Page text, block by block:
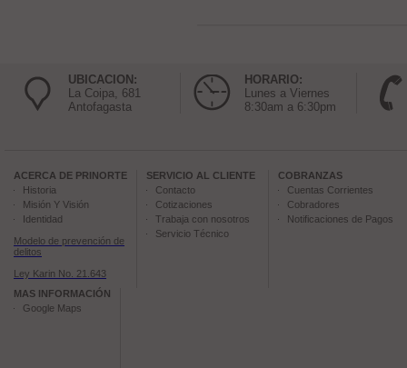
UBICACION:
La Coipa, 681
Antofagasta
HORARIO:
Lunes a Viernes
8:30am a 6:30pm
ACERCA DE PRINORTE
Historia
Misión Y Visión
Identidad
Modelo de prevención de
delitos
Ley Karin No. 21.643
SERVICIO AL CLIENTE
Contacto
Cotizaciones
Trabaja con nosotros
Servicio Técnico
COBRANZAS
Cuentas Corrientes
Cobradores
Notificaciones de Pagos
MAS INFORMACIÓN
Google Maps